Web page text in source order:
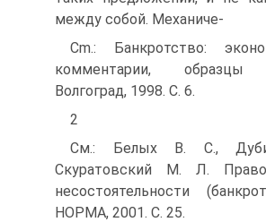
между собой. Механиче-
Cm.: Банкротство:
комментарии, образцы
Волгоград, 1998. С. 6.
2
См.: Белых В. C.,
Скуратовский М. Л.
несостоятельности
НОРМА, 2001. С. 25.